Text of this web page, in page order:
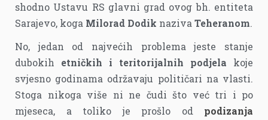
shodno Ustavu RS glavni grad ovog bh. entiteta
Sarajevo, koga Milorad Dodik nazivaTeheranom.
No, jedan od najvećih problema jeste stanje
dubokih etničkih i teritorijalnih podjela koje
svjesno godinama održavaju političari na vlasti.
Stoga nikoga više ni ne čudi što već tri i po
mjeseca, a toliko je prošlo od podizanja